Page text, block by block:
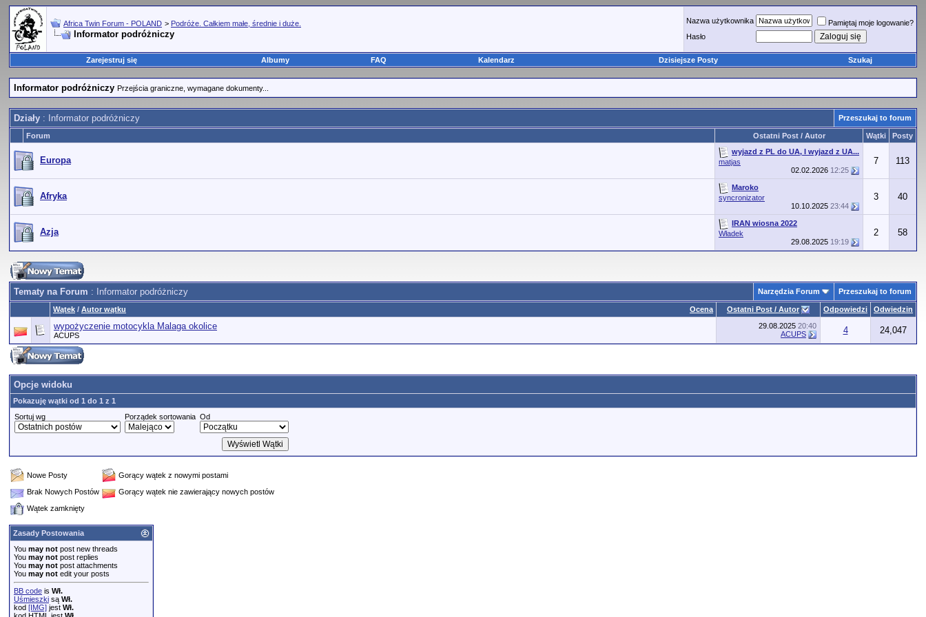
Africa Twin Forum - POLAND > Podróże. Całkiem małe, średnie i duże.
Informator podróżniczy
Nazwa użytkownika
Pamiętaj moje logowanie?
Hasło
Zarejestruj się Albumy FAQ Kalendarz Dzisiejsze Posty Szukaj
Informator podróżniczy Przejścia graniczne, wymagane dokumenty...
Działy : Informator podróżniczy Przeszukaj to forum
Forum Ostatni Post / Autor Wątki Posty
Europa
wyjazd z PL do UA, I wyjazd z UA...
matjas
02.02.2026 12:25
7 113
Afryka
Maroko
syncronizator
10.10.2025 23:44
3 40
Azja
IRAN wiosna 2022
Władek
29.08.2025 19:19
2 58
Tematy na Forum : Informator podróżniczy Narzędzia Forum Przeszukaj to forum
Ocena
Wątek / Autor wątku Ostatni Post / Autor Odpowiedzi Odwiedzin
wypożyczenie motocykla Malaga okolice
ACUPS
29.08.2025 20:40
ACUPS
4 24,047
Opcje widoku
Pokazuję wątki od 1 do 1 z 1
Sortuj wg
Porządek sortowania Od
Nowe Posty
Gorący wątek z nowymi postami
Brak Nowych Postów
Gorący wątek nie zawierający nowych postów
Wątek zamknięty
Zasady Postowania
You may not post new threads
You may not post replies
You may not post attachments
You may not edit your posts
BB code is Wł.
Uśmieszki są Wł.
kod [IMG] jest Wł.